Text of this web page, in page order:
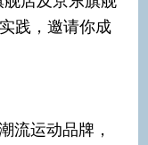
践，邀请你成
流运动品牌，